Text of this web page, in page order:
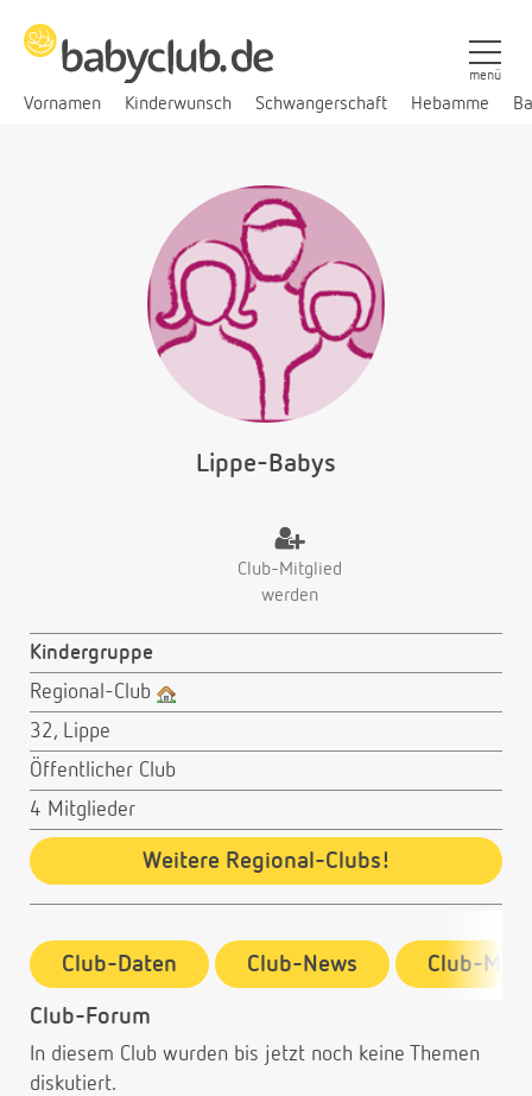
Vornamen Kinderwunsch Schwangerschaft Hebamme
menü
Lippe-Babys
Club-Mitglied
werden
Kindergruppe
Regional-Club
32, Lippe
Öffentlicher Club
4 Mitglieder
Weitere Regional-Clubs!
Club-Daten Club-News Club-
Club-Forum
In diesem Club wurden bis jetzt noch keine Themen
diskutiert.